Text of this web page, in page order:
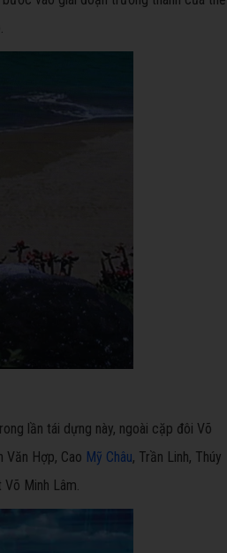
lần tái dựng này, ngoài cặp đôi Võ
Văn Hợp, Cao Mỹ Châu, Trần Linh, Thúy
Minh Lâm.